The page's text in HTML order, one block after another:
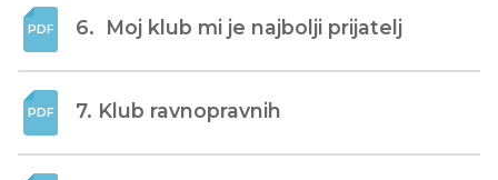
6.  Moj klub mi je najbolji prijatelj
7. Klub ravnopravnih